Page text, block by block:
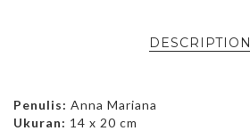
DESCRIPTION
Penulis: Anna Mariana
Ukuran: 14 x 20 cm